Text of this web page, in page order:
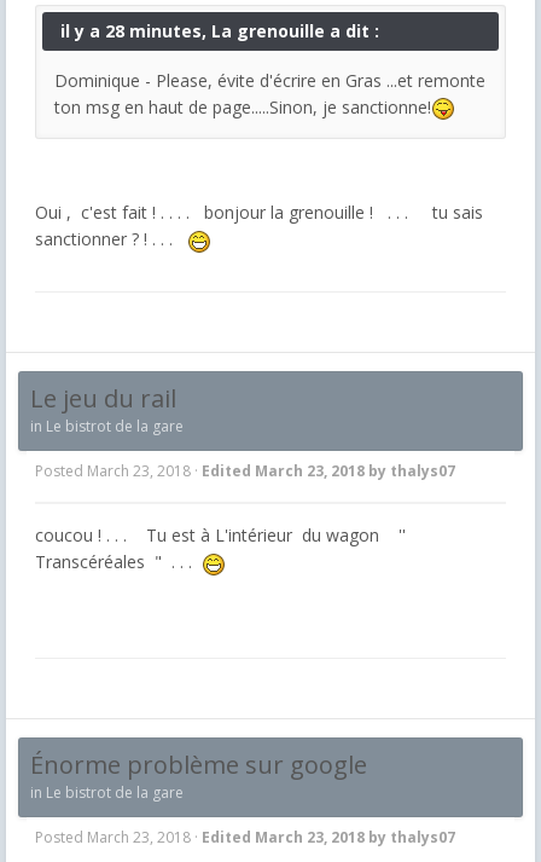
il y a 28 minutes, La grenouille a dit :
Dominique - Please, évite d'écrire en Gras ...et remonte
ton msg en haut de page.....Sinon, je sanctionne!
Oui , c'est fait ! . . . . bonjour la grenouille ! . . . tu sais
sanctionner ? ! . . .
Le jeu du rail
in Le bistrot de la gare
Posted March 23, 2018 · Edited March 23, 2018 by thalys07
coucou ! . . . Tu est à L'intérieur du wagon ''
Transcéréales " . . .
Énorme problème sur google
in Le bistrot de la gare
Posted March 23, 2018 · Edited March 23, 2018 by thalys07